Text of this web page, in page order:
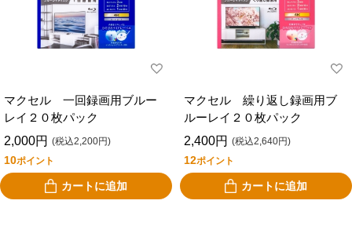
マクセル 一回録画用ブルー
レイ２０枚パック
2,000円 (税込2,200円)
10ポイント
カートに追加
マクセル 繰り返し録画用ブ
ルーレイ２０枚パック
2,400円 (税込2,640円)
12ポイント
カートに追加